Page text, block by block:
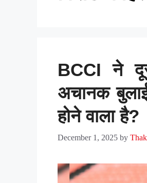
BCCI ने
अचानक
होने वाला है?
December 1, 2025 by